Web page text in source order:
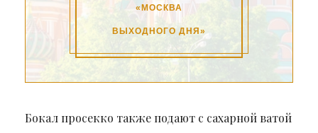
«МОСКВА
ВЫХОДНОГО ДНЯ»
Бокал просекко также подают с сахарной ватой